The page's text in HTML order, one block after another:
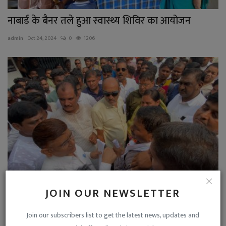
JOIN OUR NEWSLETTER
Join our subscribers list to get the latest news, updates and
नाबार्ड के बैनर तले हुआ स्वास्थ्य शिविर का आयोजन
admin Oct 24, 2024 0 1206
हज़ारों ने किया बवाल, टूटा बेरिकेट,युवा कांग्रेस का